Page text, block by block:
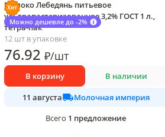
Можно дешевле до -2%
Молоко Лебедянь питьевое
ультрапастеризованное 3,2% ГОСТ 1 л.,
тетра-пак
12 шт в упаковке
76.92 ₽/шт
В корзину В наличии
11 августа
Молочная империя
Всего 1 предложение